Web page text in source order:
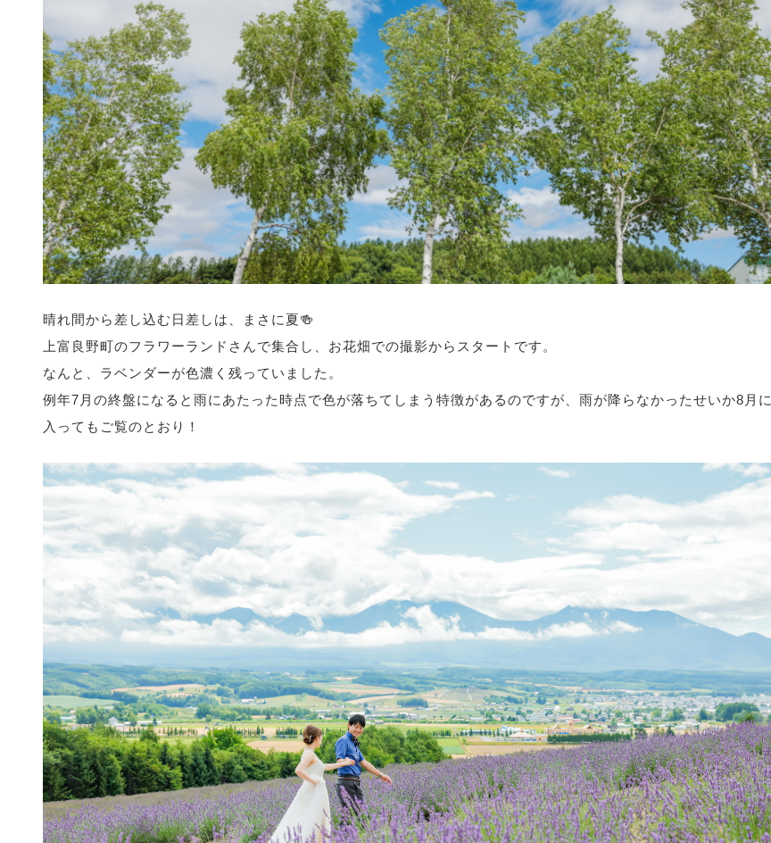
晴れ間から差し込む日差しは、まさに夏🍻
上富良野町のフラワーランドさんで集合し、お花畑での撮影からスタートです。
なんと、ラベンダーが色濃く残っていました。
例年7月の終盤になると雨にあたった時点で色が落ちてしまう特徴があるのですが、雨が降らなかったせいか8月に
入ってもご覧のとおり！